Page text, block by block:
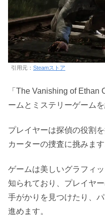
引用元： Steamストア
「The Vanishing of
ームとミステリーゲーム
プレイヤーは探偵の役割
カーターの捜査に挑みます
ゲームは美しいグラフィ
知られており、プレイヤ
手がかりを見つけたり、
進めます。